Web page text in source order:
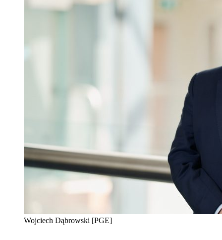
Wojciech Dąbrowski [PGE]